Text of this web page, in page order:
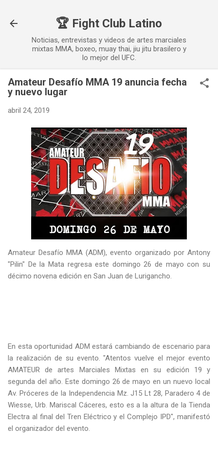
🏆 Fight Club Latino
Noticias, entrevistas y videos de artes marciales
mixtas MMA, boxeo, muay thai, jiu jitu brasilero y
lo mejor del UFC.
Amateur Desafío MMA 19 anuncia fecha
y nuevo lugar
abril 24, 2019
Amateur Desafío MMA (ADM), evento organizado por Antony
"Pilin" De la Mata regresa este domingo 26 de mayo con su
décimo novena edición en San Juan de Lurigancho.
En esta oportunidad ADM estará cambiando de escenario para
la realización de su evento. "Atentos vuelve el mejor evento
AMATEUR de artes Marciales Mixtas en su edición 19 y
segunda del año. Este domingo 26 de mayo en un nuevo local
Av. Próceres de la Independencia Mz. J15 Lt 28, Paradero 4 de
Wiesse, Urb. Mariscal Cáceres, esto es a la altura de la Tienda
Electra al final del Tren Eléctrico y el Complejo IPD", manifestó
el organizador del evento.